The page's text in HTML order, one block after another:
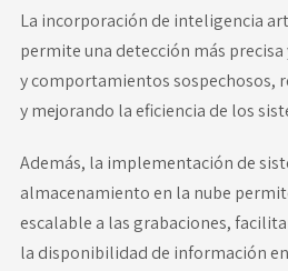
La incorporación de inteligencia
permite una detección más
y comportamientos sospechosos,
y mejorando la eficiencia de los
Además, la implementación de
almacenamiento en la nube
escalable a las grabaciones,
la disponibilidad de información